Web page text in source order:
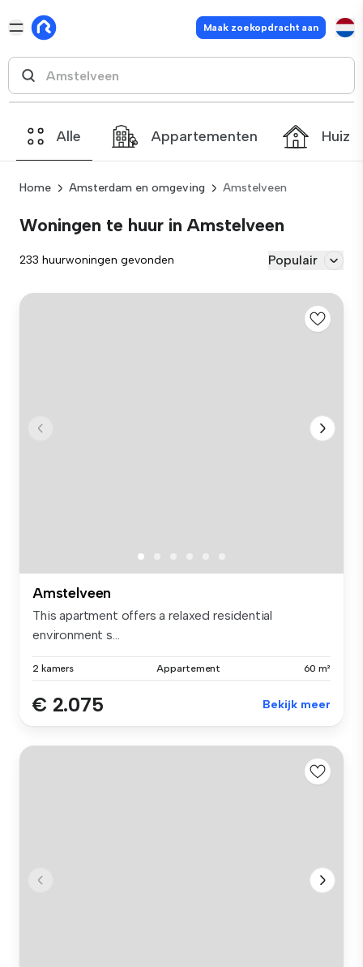
Maak zoekopdracht aan
Alle Appartementen
Home Amsterdam en omgeving Amstelveen
Woningen te huur in Amstelveen
233 huurwoningen gevonden Populair
Amstelveen
This apartment offers a relaxed residential
environment s...
2 kamers Appartement 60 m²
€ 2.075 Bekijk meer